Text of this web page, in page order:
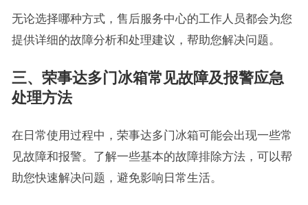
无论选择哪种方式，售后服务中心的工作人员都会为您
提供详细的故障分析和处理建议，帮助您解决问题。
三、荣事达多门冰箱常见故障及报警应急
处理方法
在日常使用过程中，荣事达多门冰箱可能会出现一些常
见故障和报警。了解一些基本的故障排除方法，可以帮
助您快速解决问题，避免影响日常生活。